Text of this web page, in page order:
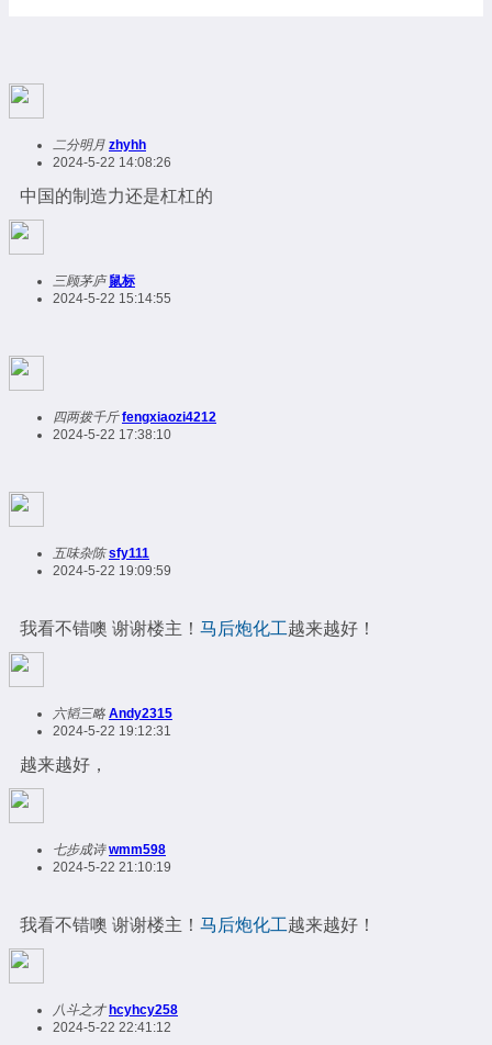
二分明月 zhyhh
2024-5-22 14:08:26
中国的制造力还是杠杠的
三顾茅庐 鼠标
2024-5-22 15:14:55
四两拨千斤 fengxiaozi4212
2024-5-22 17:38:10
五味杂陈 sfy111
2024-5-22 19:09:59
我看不错噢 谢谢楼主！ 马后炮化工越来越好！
六韬三略 Andy2315
2024-5-22 19:12:31
越来越好，
七步成诗 wmm598
2024-5-22 21:10:19
我看不错噢 谢谢楼主！ 马后炮化工越来越好！
八斗之才 hcyhcy258
2024-5-22 22:41:12